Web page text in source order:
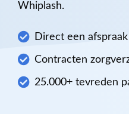
Whiplash.
Direct een afspraak
Contracten
25.000+ tevreden